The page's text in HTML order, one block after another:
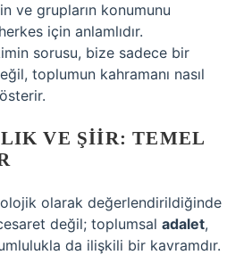
ve grupların konumunu
için anlamlıdır.
sorusu, bize sadece bir
toplumun kahramanı nasıl
VE ŞIIR: TEMEL
olarak değerlendirildiğinde
değil; toplumsal adalet,
da ilişkili bir kavramdır.